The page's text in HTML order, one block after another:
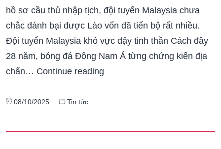
hồ sơ cầu thủ nhập tịch, đội tuyển Malaysia chưa
chắc đánh bại được Lào vốn đã tiến bộ rất nhiều.
Đội tuyển Malaysia khó vực dậy tinh thần Cách đây
28 năm, bóng đá Đông Nam Á từng chứng kiến địa
chấn… Continue reading
08/10/2025 Tin tức